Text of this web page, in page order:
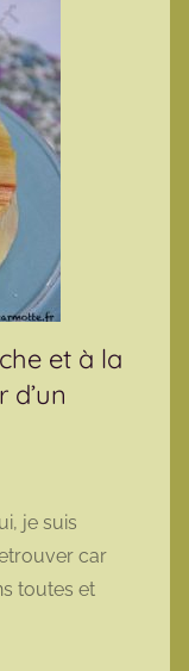
et à la
je suis
car
toutes et